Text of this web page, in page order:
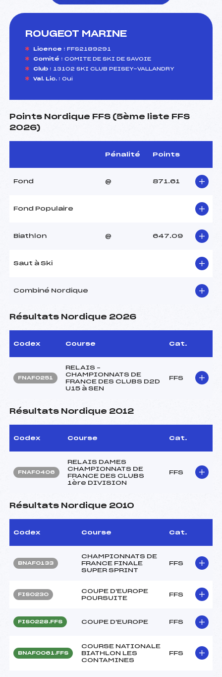
ROUGEOT MARINE
Licence : FFS2189291
Comité : COMITE DE SKI DE SAVOIE
Club : 13102 SKI CLUB PEISEY-VALLANDRY
Val. Lic. : Oui
Points Nordique FFS (5ème liste FFS
2026)
Pénalité Points
Fond @ 871.61
Fond Populaire
Biathlon @ 647.09
Saut à Ski
Combiné Nordique
Résultats Nordique 2026
Codex Course Cat.
FNAF0251
RELAIS –
CHAMPIONNATS DE
FRANCE DES CLUBS D2D
U15 à SEN
FFS
Résultats Nordique 2012
Codex Course Cat.
FNAF0406
RELAIS DAMES
CHAMPIONNATS DE
FRANCE DES CLUBS
1ère DIVISION
FFS
Résultats Nordique 2010
Codex Course Cat.
BNAF0133
CHAMPIONNATS DE
FRANCE FINALE
SUPER SPRINT
FFS
FIS0230
COUPE D'EUROPE
POURSUITE
FFS
FIS0228.FFS COUPE D'EUROPE FFS
BNAF0061.FFS
COURSE NATIONALE
BIATHLON LES
CONTAMINES
FFS